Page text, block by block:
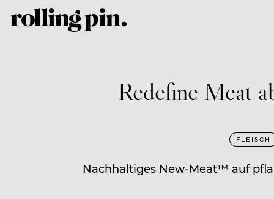
Redefine Meat
FLEISCH
Nachhaltiges New-Meat™ auf